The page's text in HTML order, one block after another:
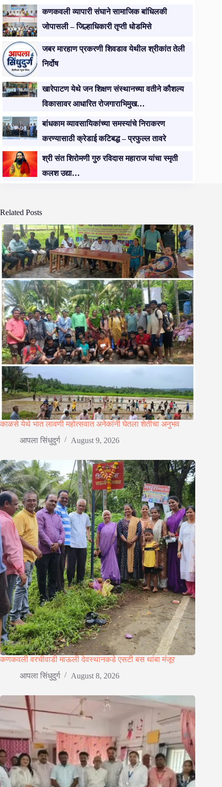
कणकवली व्यापारी संघाने सामाजिक बांधिलकी
जोपासली – जिल्हाधिकारी तृप्ती धोडमिसे
जबर मारहाण प्रकरणी शिवडाव येथील श्रीकांत तेली
निर्दोष
खारेपाटण येथे जन शिक्षण संस्थानच्या वतीने कौशल्य
विकासावर आधारित रोजगाराभिमुख…
बांधकाम व्यावसायिकांच्या समस्यांचे निराकरण
करण्यासाठी क्रेडाई कटिबद्ध – प्रफुल्ल तावरे
श्री संत शिरोमणी गुरु रविदास महाराज यांचा स्मृती
कलश उद्या…
Related Posts
काळसे येथे भात लावणी महोत्सवात अनेकांनी घेतला शेतीचा अनुभव
आपला सिंधुदुर्ग
August 9, 2026
कणकवली वरचीवाडी माऊली देवस्थानकडे एसटी बस थांबा मंजूर
आपला सिंधुदुर्ग
August 8, 2026